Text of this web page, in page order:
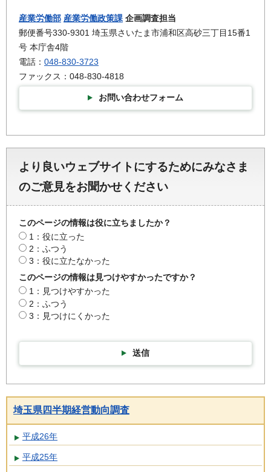
産業労働部 産業労働政策課 企画調査担当
郵便番号330-9301 埼玉県さいたま市浦和区高砂三丁目15番1
号 本庁舎4階
電話： 048-830-3723
ファックス：048-830-4818
お問い合わせフォーム
より良いウェブサイトにするためにみなさま
のご意見をお聞かせください
このページの情報は役に立ちましたか？
1：役に立った
2：ふつう
3：役に立たなかった
このページの情報は見つけやすかったですか？
1：見つけやすかった
2：ふつう
3：見つけにくかった
送信
埼玉県四半期経営動向調査
平成26年
平成25年